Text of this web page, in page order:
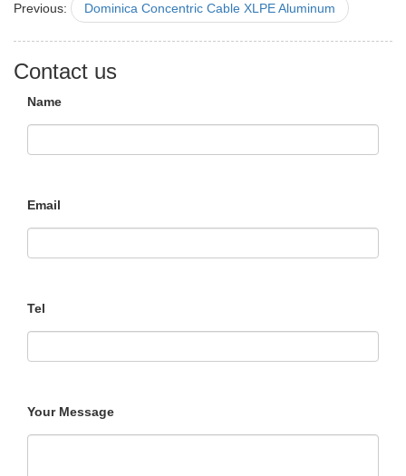
Previous: Dominica Concentric Cable XLPE Aluminum
Contact us
Name
Email
Tel
Your Message